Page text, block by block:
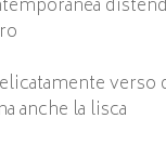
anche la lisca